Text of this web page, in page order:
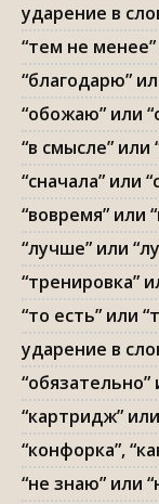
ударение в
“тем не
“благодарю”
“обожаю” или
“в смысле” или
“сначала” или
“вовремя” или
“лучше” или
“тренировка”
“то есть” или
ударение в
“обязательно”
“картридж”
“конфорка”,
“не знаю” или